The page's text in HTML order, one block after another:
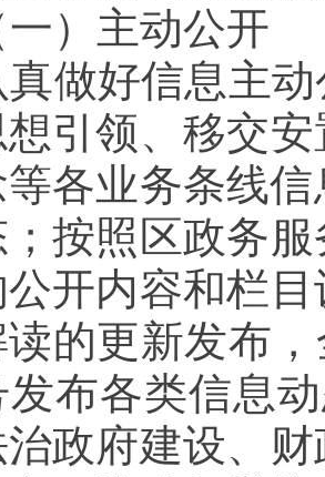
主动公开
好信息主动
引领、移交
各业务条线
按照区政务
开内容和栏
的更新发布
布各类信息
政府建设、